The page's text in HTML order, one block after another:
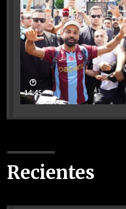
🕑
14:45
Recientes